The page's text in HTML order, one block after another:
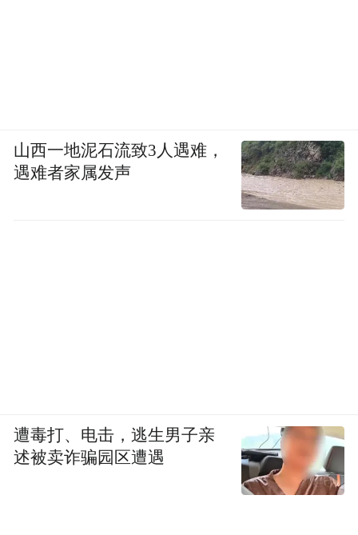
山西一地泥石流致3人遇难，
遇难者家属发声
遭毒打、电击，逃生男子亲
述被卖诈骗园区遭遇